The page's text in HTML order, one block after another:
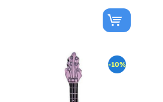
-10%